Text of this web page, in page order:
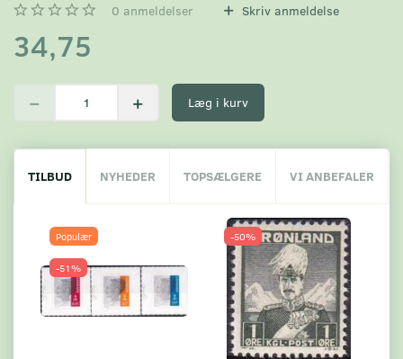
0 anmeldelser Skriv anmeldelse
34,75
Læg i kurv
TILBUD NYHEDER TOPSÆLGERE VI ANBEFALER
Populær
-51%
-50%